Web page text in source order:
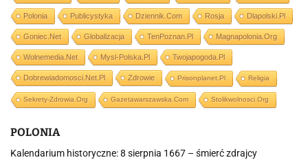
Polonia Publicystyka Dziennik.com Rosja Dlapolski.pl
Goniec.net Globalizacja TenPoznan.pl Magnapolonia.org
Wolnemedia.net Mysl-Polska.pl Twojapogoda.pl
Dobrewiadomosci.net.pl Zdrowie Prisonplanet.pl Religia
Sekrety-Zdrowia.org Gazetawarszawska.com Stolikwolnosci.org
POLONIA
Kalendarium historyczne: 8 sierpnia 1667 – śmierć zdrajcy